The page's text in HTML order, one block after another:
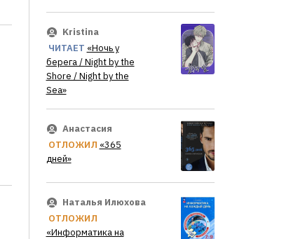
Kristina
ЧИТАЕТ «Ночь у
берега / Night by the
Shore / Night by the
Sea»
Анастасия
ОТЛОЖИЛ «365
дней»
Наталья Илюхова
ОТЛОЖИЛ
«Информатика на